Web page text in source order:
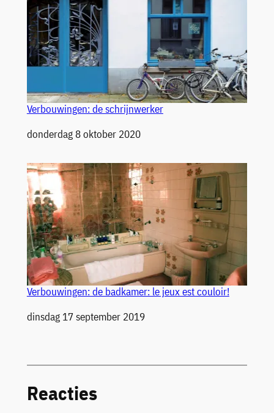
Verbouwingen: de schrijnwerker
Datum
donderdag 8 oktober 2020
Verbouwingen: de badkamer: le jeux est couloir!
Datum
dinsdag 17 september 2019
Reacties